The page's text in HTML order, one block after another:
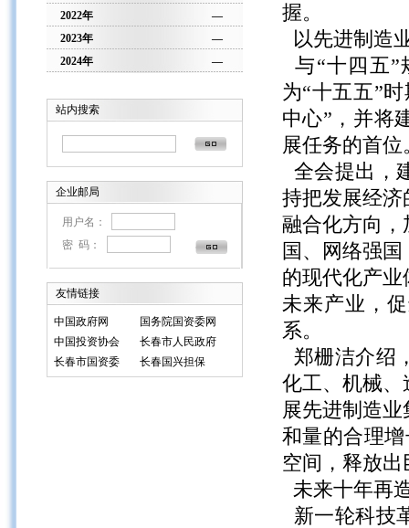
2022年
—
2023年
—
2024年
—
站内搜索
企业邮局
用户名：
密 码：
友情链接
中国政府网
国务院国资委网
中国投资协会
长春市人民政府
长春市国资委
长春国兴担保
握。
以先进制造
与“十四五”
为“十五五”
中心”，并将
展任务的首位
全会提出，
持把发展经
融合化方向
国、网络强
的现代化产
未来产业，
系。
郑栅洁介绍
化工、机械
展先进制造
和量的合理
空间，释放
未来十年再
新一轮科技